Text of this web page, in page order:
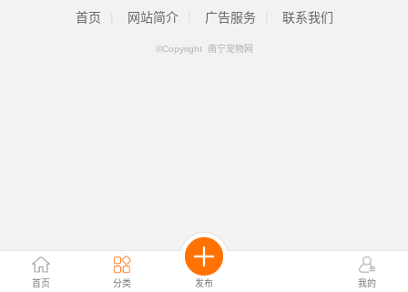
首页 分类 发布 我的
首页 网站简介 广告服务 联系我们
©Copyright 南宁宠物网